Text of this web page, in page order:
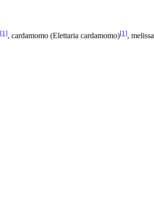
[1], cardamomo (Elettaria cardamomo)[1], melissa